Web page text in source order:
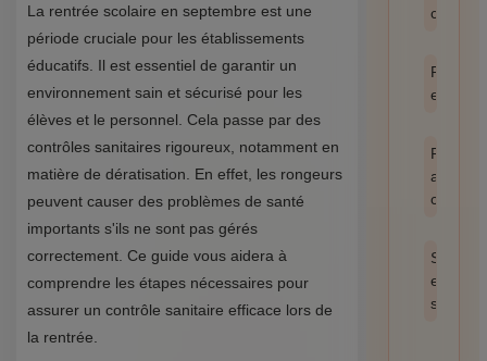
La rentrée scolaire en septembre est une
période cruciale pour les établissements
éducatifs. Il est essentiel de garantir un
environnement sain et sécurisé pour les
élèves et le personnel. Cela passe par des
contrôles sanitaires rigoureux, notamment en
matière de dératisation. En effet, les rongeurs
peuvent causer des problèmes de santé
importants s'ils ne sont pas gérés
correctement. Ce guide vous aidera à
comprendre les étapes nécessaires pour
assurer un contrôle sanitaire efficace lors de
la rentrée.
cafards
et
Produit
anti
cafards
Santé
et
sécurité